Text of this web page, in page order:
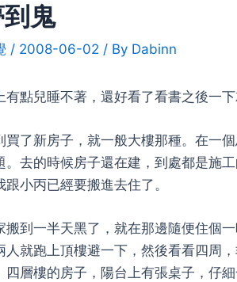
鬼
/ 2008-06-02 / By Dabinn
有點兒睡不著，還好看了看書之後一
買了新房子，就一般大樓那種。在一
。去的時候房子還在建，到處都是施
跟小丙已經要搬進去住了。
搬到一半天黑了，就在那邊隨便住個
人就跑上頂樓避一下，然後看看四周
四層樓的房子，陽台上有張桌子，仔